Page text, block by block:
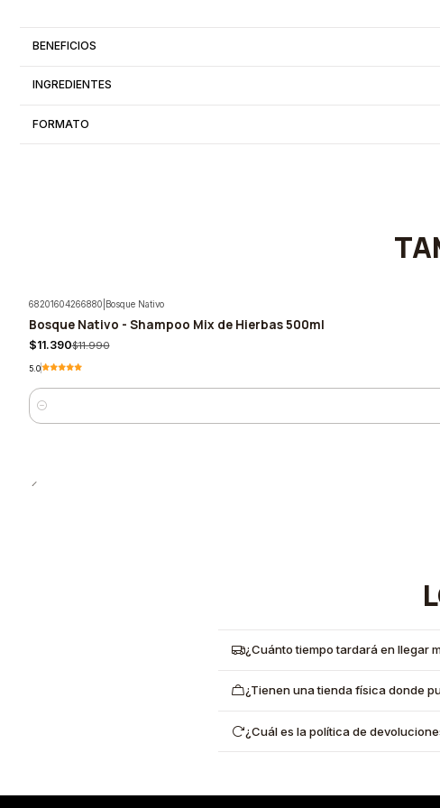
BENEFICIOS
INGREDIENTES
FORMATO
-5%
68201604266880 Bosque Nativo
Bosque Nativo - Shampoo Mix de Hierbas 500ml
$11.390$11.990
5.0
Cantidad
¿Cuánto tiempo tardará en llegar
¿Tienen una tienda física donde
¿Cuál es la política de